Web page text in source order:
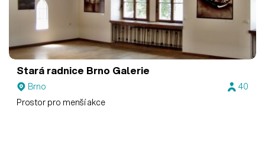
Stará radnice Brno Galerie
Brno
40
Prostor pro menší akce